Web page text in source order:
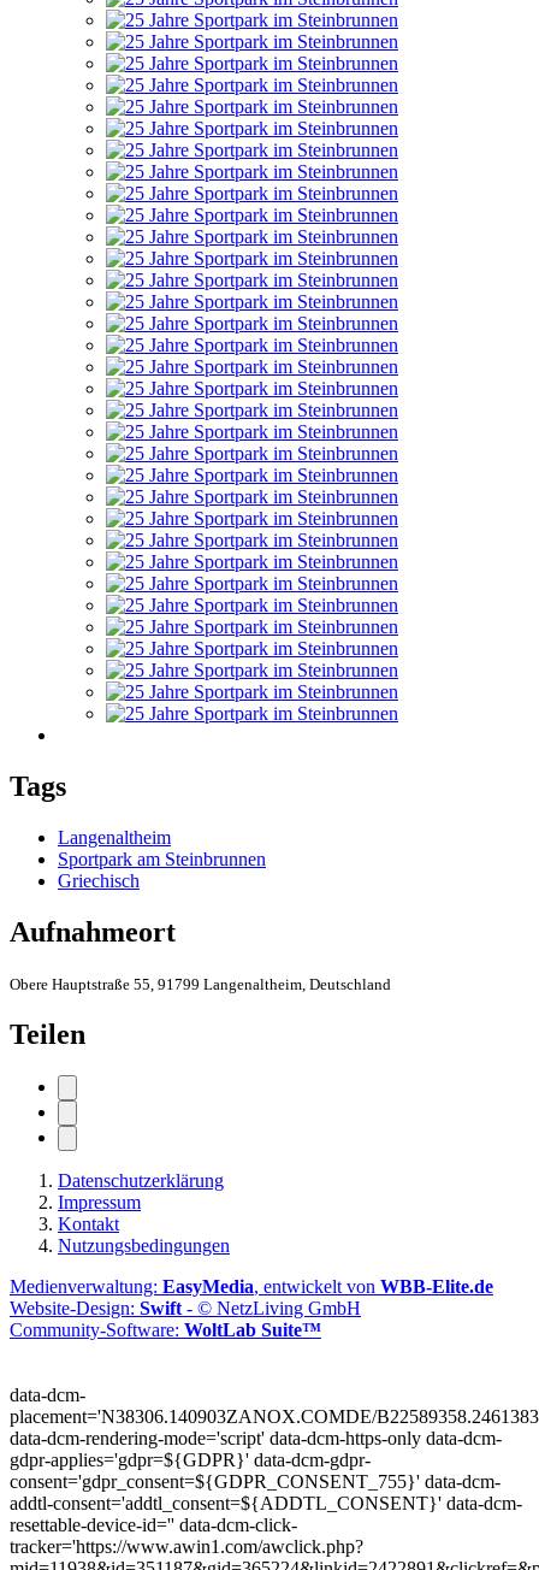
Tags
Langenaltheim
Sportpark am Steinbrunnen
Griechisch
Aufnahmeort
Obere Hauptstraße 55, 91799 Langenaltheim, Deutschland
Teilen
Datenschutzerklärung
Impressum
Kontakt
Nutzungsbedingungen
Medienverwaltung: EasyMedia, entwickelt von WBB-Elite.de
Website-Design: Swift - © NetzLiving GmbH
Community-Software: WoltLab Suite™
data-dcm-
placement='N38306.140903ZANOX.COMDE/
data-dcm-rendering-mode='script' data-dcm-https-only data-dcm-
gdpr-applies='gdpr=${GDPR}' data-dcm-gdpr-
consent='gdpr_consent=${GDPR_CONSENT_755}' data-dcm-
addtl-consent='addtl_consent=${ADDTL_CONSENT}' data-dcm-
resettable-device-id='' data-dcm-click-
tracker='https://www.awin1.com/awclick.php?